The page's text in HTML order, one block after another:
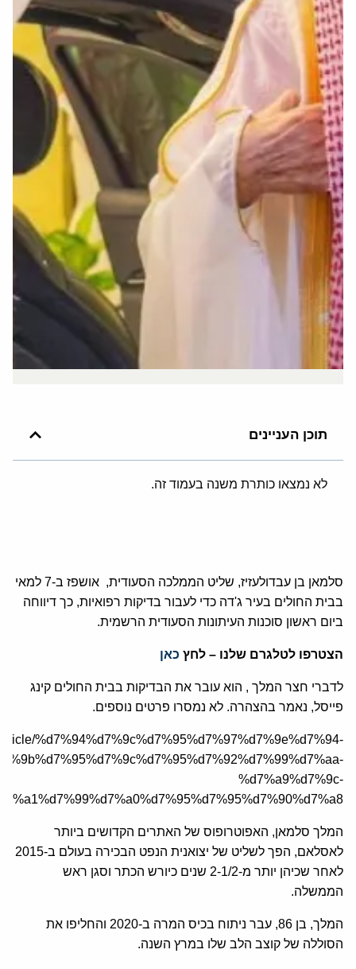
תוכן העניינים
לא נמצאו כותרת משנה בעמוד זה.
סלמאן בן עבדולעזיז, שליט הממלכה הסעודית,
אושפז ב-7 למאי
בבית החולים בעיר ג'דה כדי לעבור בדיקות רפואיות, כך דיווחה
ביום ראשון סוכנות העיתונות הסעודית הרשמית.
הצטרפו לטלגרם שלנו – לחץ כאן
לדברי חצר המלך , הוא עובר את הבדיקות בבית החולים קינג
פייסל, נאמר בהצהרה. לא נמסרו פרטים נוספים.
%d7%94%d7%9c%d7%95%d7%97%d7%9e%d7%94-
%d7%a9%d7%9c-
המלך סלמאן, האפוטרופוס של האתרים הקדושים ביותר
לאסלאם, הפך לשליט של יצואנית הנפט הבכירה בעולם ב-2015
לאחר שכיהן יותר מ-2-1/2 שנים כיורש הכתר וסגן ראש
הממשלה.
המלך, בן 86, עבר ניתוח בכיס המרה ב-2020 והחליפו את
הסוללה של קוצב הלב שלו במרץ השנה.